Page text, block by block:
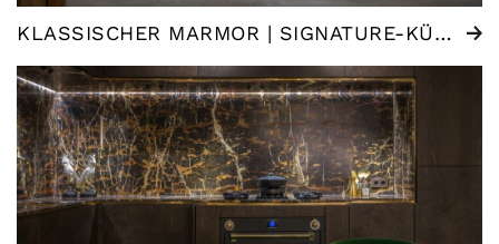
KLASSISCHER MARMOR | SIGNATURE-KÜCHE